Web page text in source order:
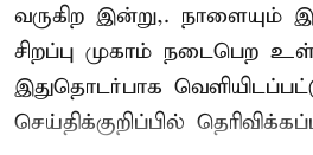
வருகிற இன்று,. நாளையும்
சிறப்பு முகாம் நடைபெற
இதுதொடர்பாக
செய்திக்குறிப்பில்